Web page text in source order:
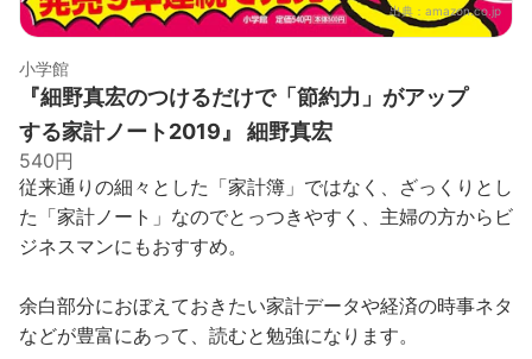
出典： amazon.co.jp
小学館
『細野真宏のつけるだけで「節約力」がアップ
する家計ノート2019』 細野真宏
540円
従来通りの細々とした「家計簿」ではなく、ざっくりとし
た「家計ノート」なのでとっつきやすく、主婦の方からビ
ジネスマンにもおすすめ。
余白部分におぼえておきたい家計データや経済の時事ネタ
などが豊富にあって、読むと勉強になります。